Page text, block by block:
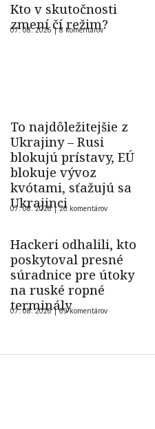
Kto v skutočnosti
zmení čí režim?
07. 08. 2026 |8 komentárov
To najdôležitejšie z
Ukrajiny – Rusi
blokujú prístavy, EÚ
blokuje vývoz
kvótami, sťažujú sa
Ukrajinci
07. 08. 2026 |26 komentárov
Hackeri odhalili, kto
poskytoval presné
súradnice pre útoky
na ruské ropné
terminály
07. 08. 2026 |69 komentárov